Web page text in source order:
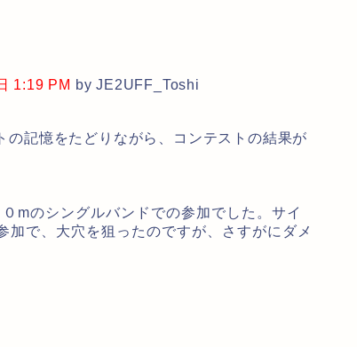
1:19 PM by JE2UFF_Toshi
記憶をたどりながら、コンテストの結果が
mのシングルバンドでの参加でした。サイ
で、大穴を狙ったのですが、さすがにダメ